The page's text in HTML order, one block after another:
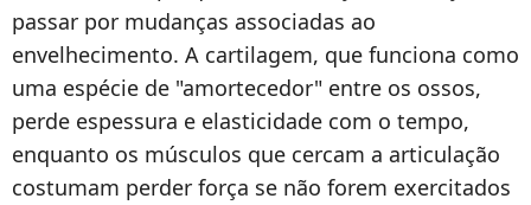
passar por mudanças associadas ao
envelhecimento. A cartilagem, que funciona como
uma espécie de "amortecedor" entre os ossos,
perde espessura e elasticidade com o tempo,
enquanto os músculos que cercam a articulação
costumam perder força se não forem exercitados